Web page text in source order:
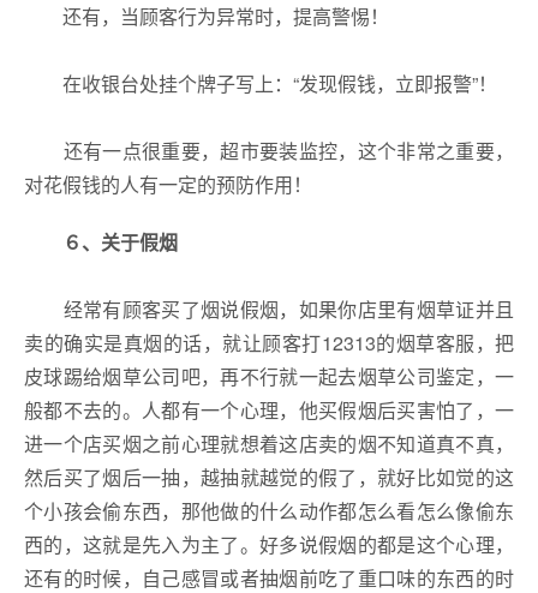
还有，当顾客行为异常时，提高警惕！
在收银台处挂个牌子写上：“发现假钱，立即报警”！
还有一点很重要，超市要装监控，这个非常之重要，
对花假钱的人有一定的预防作用！
６、 关于假烟
经常有顾客买了烟说假烟，如果你店里有烟草证并且
卖的确实是真烟的话，就让顾客打12313的烟草客服，把
皮球踢给烟草公司吧，再不行就一起去烟草公司鉴定，一
般都不去的。人都有一个心理，他买假烟后买害怕了，一
进一个店买烟之前心理就想着这店卖的烟不知道真不真，
然后买了烟后一抽，越抽就越觉的假了，就好比如觉的这
个小孩会偷东西，那他做的什么动作都怎么看怎么像偷东
西的，这就是先入为主了。好多说假烟的都是这个心理，
还有的时候，自己感冒或者抽烟前吃了重口味的东西的时